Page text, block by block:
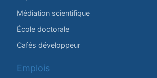
Médiation scientifique
École doctorale
Cafés développeur
Emplois